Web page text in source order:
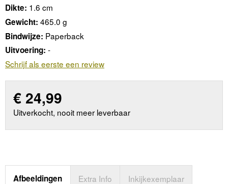
Dikte: 1.6 cm
Gewicht: 465.0 g
Bindwijze: Paperback
Uitvoering: -
Schrijf als eerste een review
€ 24,99
Uitverkocht, nooit meer leverbaar
Afbeeldingen Extra Info Inkijkexemplaar